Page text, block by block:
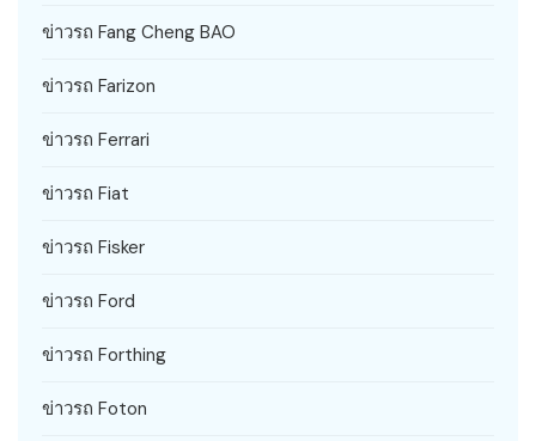
ข่าวรถ Fang Cheng BAO
ข่าวรถ Farizon
ข่าวรถ Ferrari
ข่าวรถ Fiat
ข่าวรถ Fisker
ข่าวรถ Ford
ข่าวรถ Forthing
ข่าวรถ Foton